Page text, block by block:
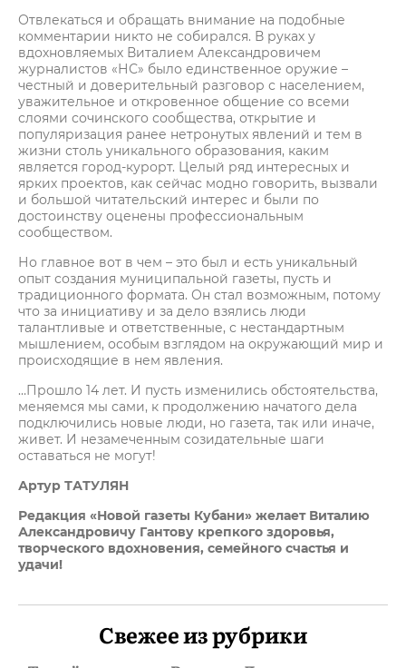
Отвлекаться и обращать внимание на подобные
комментарии никто не собирался. В руках у
вдохновляемых Виталием Александровичем
журналистов «НС» было единственное оружие –
честный и доверительный разговор с населением,
уважительное и откровенное общение со всеми
слоями сочинского сообщества, открытие и
популяризация ранее нетронутых явлений и тем в
жизни столь уникального образования, каким
является город-курорт. Целый ряд интересных и
ярких проектов, как сейчас модно говорить, вызвали
и большой читательский интерес и были по
достоинству оценены профессиональным
сообществом.
Но главное вот в чем – это был и есть уникальный
опыт создания муниципальной газеты, пусть и
традиционного формата. Он стал возможным, потому
что за инициативу и за дело взялись люди
талантливые и ответственные, с нестандартным
мышлением, особым взглядом на окружающий мир и
происходящие в нем явления.
…Прошло 14 лет. И пусть изменились обстоятельства,
меняемся мы сами, к продолжению начатого дела
подключились новые люди, но газета, так или иначе,
живет. И незамеченным созидательные шаги
оставаться не могут!
Артур ТАТУЛЯН
Редакция «Новой газеты Кубани» желает Виталию
Александровичу Гантову крепкого здоровья,
творческого вдохновения, семейного счастья и
удачи!
Свежее из рубрики